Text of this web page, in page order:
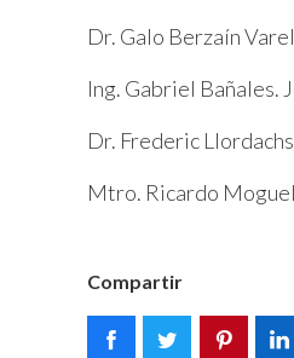
Dr. Galo Berzaín
Ing. Gabriel Bañales.
Dr. Frederic
Mtro. Ricardo
Compartir